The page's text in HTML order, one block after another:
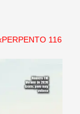
116